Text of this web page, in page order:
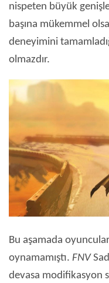
nispeten büyük
başına mükemmel
deneyimini
olmazdır.
Bu aşamada
oynamamıştı. FNV
devasa modifikasyon